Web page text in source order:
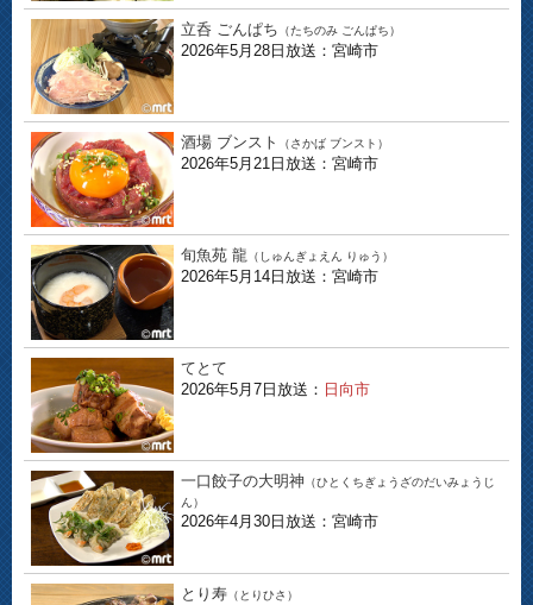
立呑 ごんぱち （たちのみ ごんぱち）
2026年5月28日放送：宮崎市
酒場 ブンスト （さかば ブンスト）
2026年5月21日放送：宮崎市
旬魚苑 龍 （しゅんぎょえん りゅう）
2026年5月14日放送：宮崎市
てとて
2026年5月7日放送： 日向市
一口餃子の大明神 （ひとくちぎょうざのだいみょうじ
ん）
2026年4月30日放送：宮崎市
とり寿 （とりひさ）